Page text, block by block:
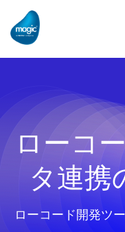
ローコ
タ連携
ローコード開発ツ